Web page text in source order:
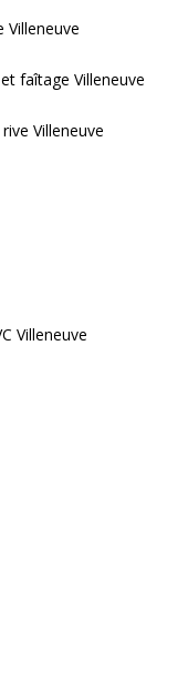
faîtage Villeneuve
Villeneuve
Villeneuve